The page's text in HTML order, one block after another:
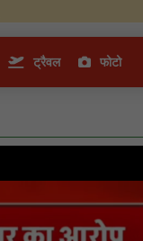
ट्रैवल फोटो